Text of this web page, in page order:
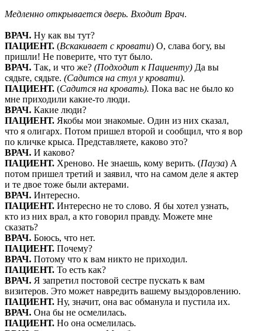
Медленно открывается дверь. Входит Врач.
ВРАЧ. Ну как вы тут?
ПАЦИЕНТ. (Вскакивает с кровати) О, слава богу, вы
пришли! Не поверите, что тут было.
ВРАЧ. Так, и что же? (Подходит к Пациенту) Да вы
сядьте, сядьте. (Садится на стул у кровати).
ПАЦИЕНТ. (Садится на кровать). Пока вас не было ко
мне приходили какие-то люди.
ВРАЧ. Какие люди?
ПАЦИЕНТ. Якобы мои знакомые. Один из них сказал,
что я олигарх. Потом пришел второй и сообщил, что я вор
по кличке крыса. Представляете, каково это?
ВРАЧ. И каково?
ПАЦИЕНТ. Хреново. Не знаешь, кому верить. (Пауза) А
потом пришел третий и заявил, что на самом деле я актер
и те двое тоже были актерами.
ВРАЧ. Интересно.
ПАЦИЕНТ. Интересно не то слово. Я бы хотел узнать,
кто из них врал, а кто говорил правду. Можете мне
сказать?
ВРАЧ. Боюсь, что нет.
ПАЦИЕНТ. Почему?
ВРАЧ. Потому что к вам никто не приходил.
ПАЦИЕНТ. То есть как?
ВРАЧ. Я запретил постовой сестре пускать к вам
визитеров. Это может навредить вашему выздоровлению.
ПАЦИЕНТ. Ну, значит, она вас обманула и пустила их.
ВРАЧ. Она бы не осмелилась.
ПАЦИЕНТ. Но она осмелилась.